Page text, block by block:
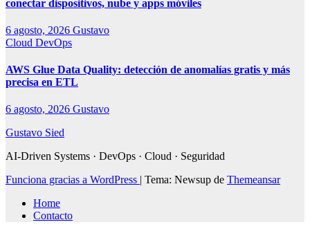
conectar dispositivos, nube y apps móviles
6 agosto, 2026 Gustavo
Cloud DevOps
AWS Glue Data Quality: detección de anomalías gratis y más
precisa en ETL
6 agosto, 2026 Gustavo
Gustavo Sied
AI-Driven Systems · DevOps · Cloud · Seguridad
Funciona gracias a WordPress
Tema: Newsup de Themeansar
Home
Contacto